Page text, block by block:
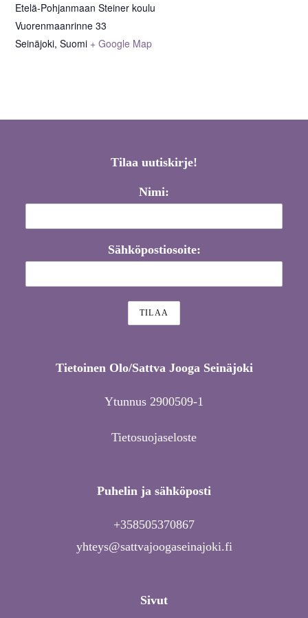
Etelä-Pohjanmaan Steiner koulu
Vuorenmaanrinne 33
Seinäjoki, Suomi + Google Map
Tilaa uutiskirje!
Nimi:
Sähköpostiosoite:
Tietoinen Olo/Sattva Jooga Seinäjoki
Ytunnus 2900509-1
Tietosuojaseloste
Puhelin ja sähköposti
+358505370867
yhteys@sattvajoogaseinajoki.fi
Sivut